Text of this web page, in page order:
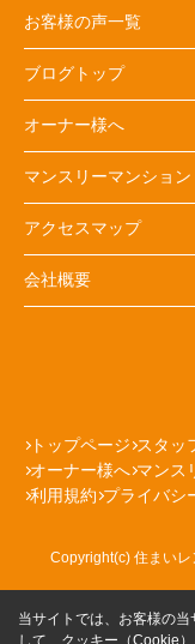
お客様の声一覧
ブログトップ
オーナー様へ
マンスリーマンション
アクセスマップ
会社概要
トップページ スタッ
オーナー様へ マンス
利用規約 プライバシ
Copyright(c) 住まい
当サイトでは、お客様の
して、クッキー（Cookie）